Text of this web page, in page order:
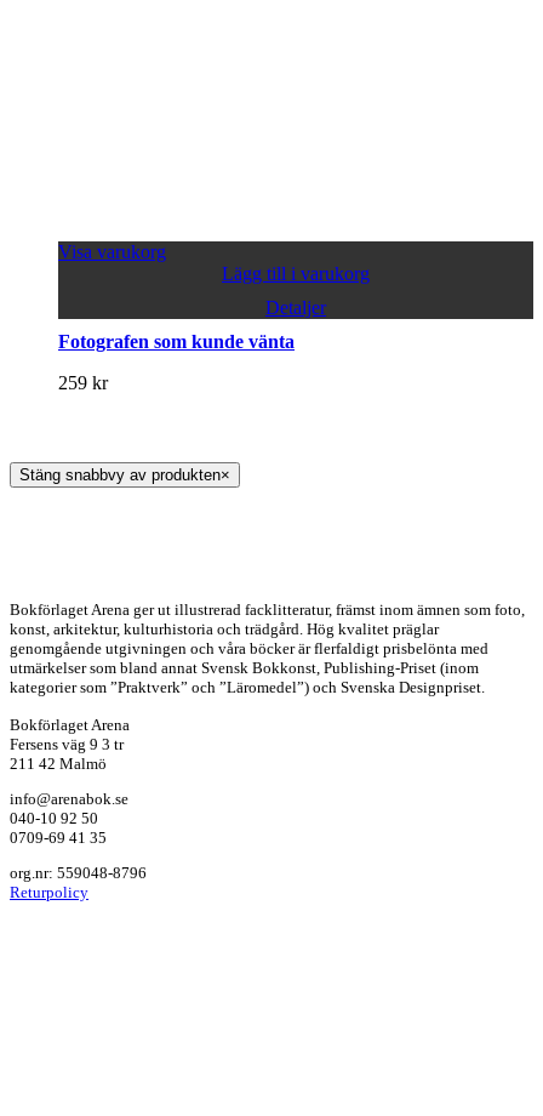
Visa varukorg
Lägg till i varukorg
Detaljer
Fotografen som kunde vänta
259 kr
Stäng snabbvy av produkten×
Bokförlaget Arena ger ut illustrerad facklitteratur, främst inom ämnen som foto,
konst, arkitektur, kulturhistoria och trädgård. Hög kvalitet präglar
genomgående utgivningen och våra böcker är flerfaldigt prisbelönta med
utmärkelser som bland annat Svensk Bokkonst, Publishing-Priset (inom
kategorier som ”Praktverk” och ”Läromedel”) och Svenska Designpriset.
Bokförlaget Arena
Fersens väg 9 3 tr
211 42 Malmö
info@arenabok.se
040-10 92 50
0709-69 41 35
org.nr: 559048-8796
Returpolicy